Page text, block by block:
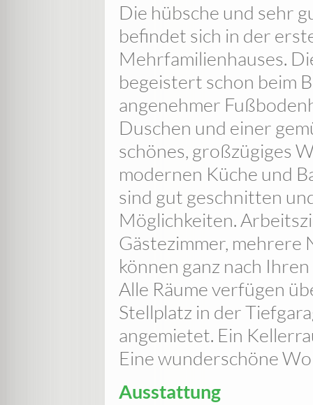
Die hübsche und sehr
befindet sich in der
Mehrfamilienhauses.
begeistert schon beim
angenehmer
Duschen und einer
schönes, großzügiges
modernen Küche und
sind gut geschnitten
Möglichkeiten.
Gästezimmer, mehrere
können ganz nach
Alle Räume verfügen
Stellplatz in der
angemietet. Ein
Eine wunderschöne
Ausstattung